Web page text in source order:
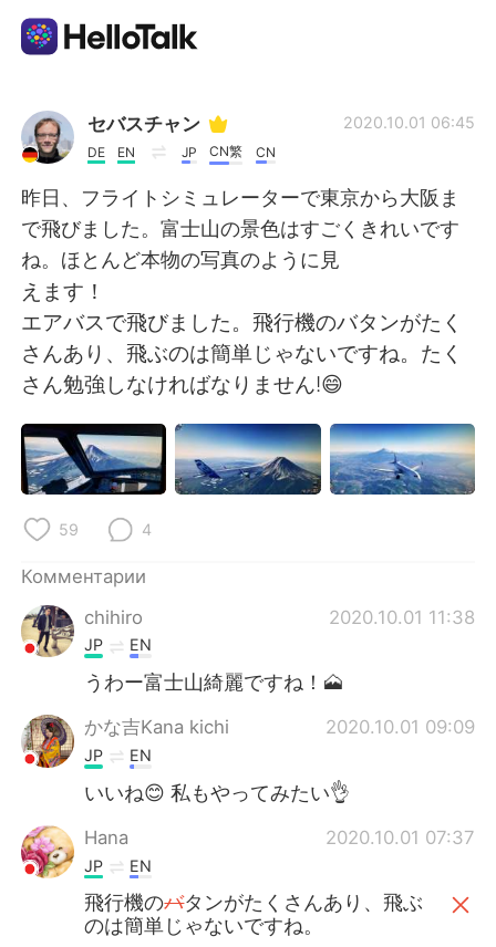
Приложение для Языкового Обмена
AI Grammar Checker
Русский
English 简体中文
繁體中文 Español
العربية Français
Indonesia
Tiếng Việt
Português
セバスチャン
DE EN JP CN繁 CN
2020.10.01 06:45
昨日、フライトシミュレーターで東京から大阪ま
で飛びました。富士山の景色はすごくきれいです
ね。ほとんど本物の写真のように見
えます！
エアバスで飛びました。飛行機のバタンがたく
さんあり、飛ぶのは簡単じゃないですね。たく
さん勉強しなければなりません!😄
59 4
Комментарии
chihiro
2020.10.01 11:38
JP EN
うわー富士山綺麗ですね！🗻
かな吉Kana kichi 2020.10.01 09:09
JP EN
いいね😊 私もやってみたい👌
Hana 2020.10.01 07:37
JP EN
飛行機のバタンがたくさんあり、飛ぶ
のは簡単じゃないですね。